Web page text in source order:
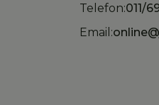
Telefon:011/
Email: